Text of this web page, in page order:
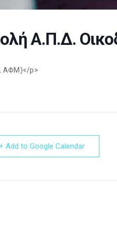
Α.Π.Δ.
ΑΦΜ)</p>
Add to Google Calendar